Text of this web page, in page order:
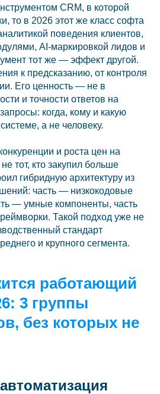
CRM, в которой
то в 2026 этот же класс софта
поведения клиентов,
AI-маркировкой лидов и
тот же — эффект другой.
к предсказанию, от контроля
Его ценность — не в
и точности ответов на
когда, кому и какую
а не человеку.
и роста цен на
тот, кто закупил больше
гибридную архитектуру из
часть — низкокодовые
— умные компоненты, часть
Такой подход уже не
стандарт
и крупного сегмента.
работающий
3 группы
без которых не